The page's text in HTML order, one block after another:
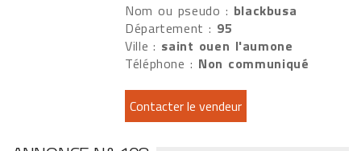
Nom ou pseudo : blackbusa
Département : 95
Ville : saint ouen l'aumone
Téléphone : Non communiqué